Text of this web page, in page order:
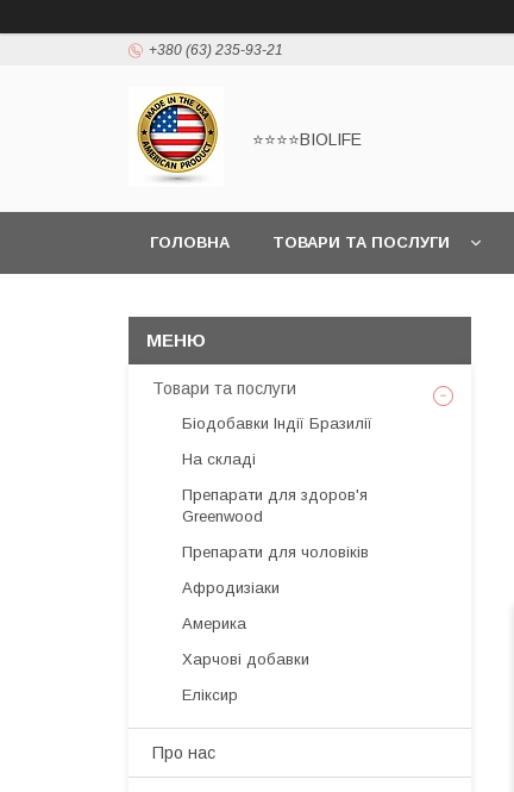
+380 (63) 235-93-21
⭐⭐⭐⭐BIOLIFE
ГОЛОВНА ТОВАРИ ТА ПОСЛУГИ
Товари та послуги
Біодобавки Індії Бразилії
На складі
Препарати для здоров'я
Greenwood
Препарати для чоловіків
Афродизіаки
Америка
Харчові добавки
Еліксир
Про нас